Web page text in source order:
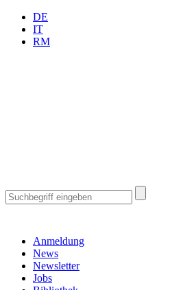
DE
IT
RM
Anmeldung
News
Newsletter
Jobs